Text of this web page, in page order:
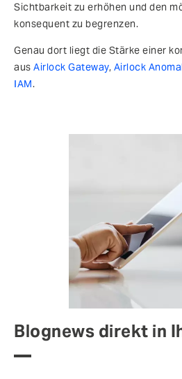
Sichtbarkeit zu erhöhen und den
konsequent zu begrenzen.
Genau dort liegt die Stärke einer
aus Airlock Gateway, Airlock
IAM.
Blognews direkt in